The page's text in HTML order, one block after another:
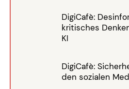
DigiCafè:
kritisches
KI
DigiCafè:
den sozialen